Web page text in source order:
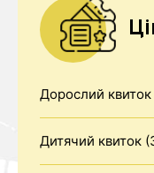
Дорослий квиток
Дитячий квиток